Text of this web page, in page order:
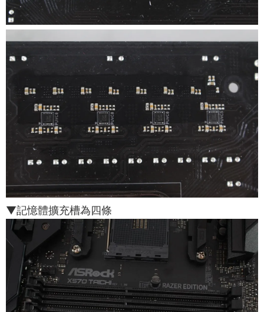
▼記憶體擴充槽為四條